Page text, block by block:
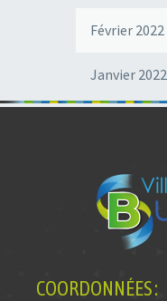
Février 2022
Janvier 2022
COORDONNÉES :